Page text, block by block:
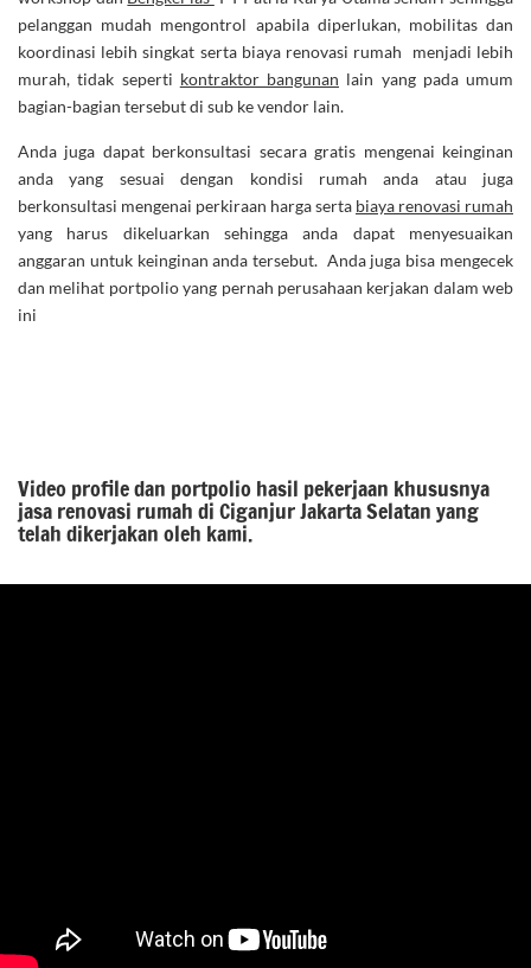
pelanggan mudah mengontrol apabila diperlukan, mobilitas dan
koordinasi lebih singkat serta biaya renovasi rumah menjadi lebih
murah, tidak seperti kontraktor bangunan lain yang pada umum
bagian-bagian tersebut di sub ke vendor lain.
Anda juga dapat berkonsultasi secara gratis mengenai keinginan
anda yang sesuai dengan kondisi rumah anda atau juga
berkonsultasi mengenai perkiraan harga serta biaya renovasi rumah
yang harus dikeluarkan sehingga anda dapat menyesuaikan
anggaran untuk keinginan anda tersebut. Anda juga bisa mengecek
dan melihat portpolio yang pernah perusahaan kerjakan dalam web
ini
Video profile dan portpolio hasil pekerjaan khususnya
jasa renovasi rumah di Ciganjur Jakarta Selatan yang
telah dikerjakan oleh kami.